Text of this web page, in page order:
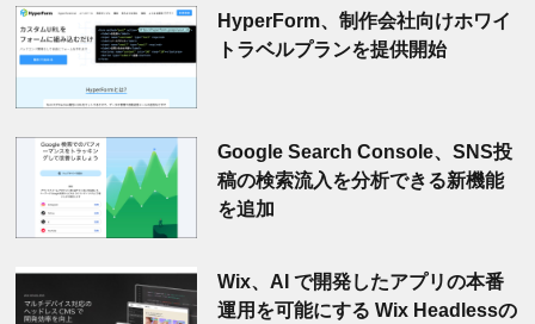
HyperForm、制作会社向けホワイ
トラベルプランを提供開始
Google Search Console、SNS投
稿の検索流入を分析できる新機能
を追加
Wix、AI で開発したアプリの本番
運用を可能にする Wix Headlessの